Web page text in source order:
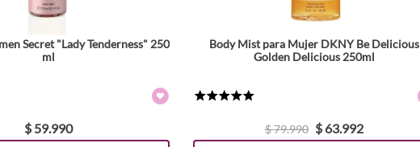
Secret "Lady Tenderness" 250
ml
$ 59.990
Body Mist para Mujer DKNY Be Delicious
Golden Delicious 250ml
$79.990 $ 63.992